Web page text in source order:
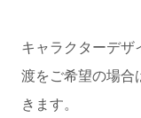
キャラクターデザ
渡をご希望の場合
きます。